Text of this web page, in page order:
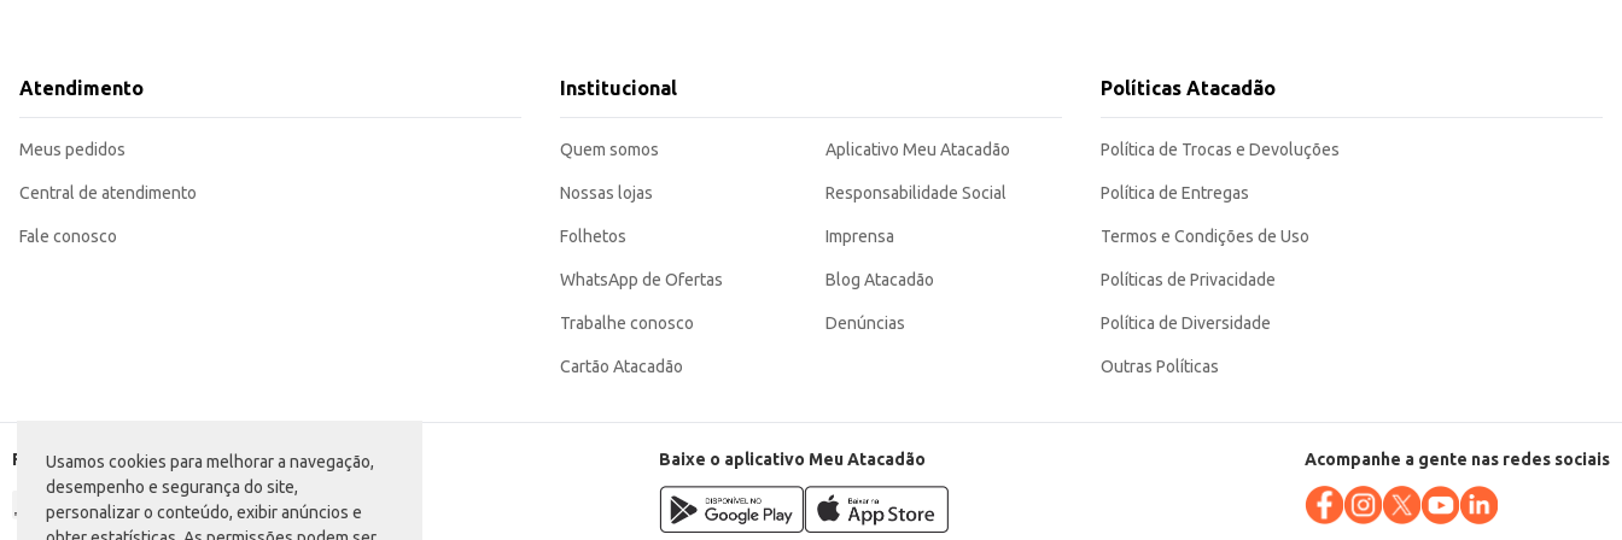
Usamos cookies para melhorar a navegação,
desempenho e segurança do site,
personalizar o conteúdo, exibir anúncios e
Atendimento
Meus pedidos
Central de atendimento
Fale conosco
Institucional
Quem somos
Nossas lojas
Folhetos
WhatsApp de Ofertas
Trabalhe conosco
Cartão Atacadão
Aplicativo Meu Atacadão
Responsabilidade Social
Imprensa
Blog Atacadão
Denúncias
Políticas Atacadão
Política de Trocas e Devoluções
Política de Entregas
Termos e Condições de Uso
Políticas de Privacidade
Política de Diversidade
Outras Políticas
Formas de pagamento Baixe o aplicativo Meu Atacadão Acompanhe a gente nas redes sociais